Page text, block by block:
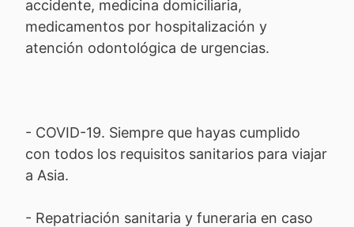
accidente, medicina domiciliaria,
medicamentos por hospitalización y
atención odontológica de urgencias.
- COVID-19. Siempre que hayas cumplido
con todos los requisitos sanitarios para viajar
a Asia.
- Repatriación sanitaria y funeraria en caso